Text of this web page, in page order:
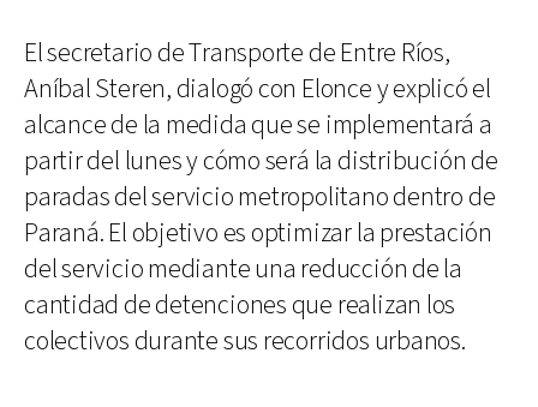
El secretario de Transporte de Entre Ríos,
Aníbal Steren, dialogó con Elonce y explicó el
alcance de la medida que se implementará a
partir del lunes y cómo será la distribución de
paradas del servicio metropolitano dentro de
Paraná. El objetivo es optimizar la prestación
del servicio mediante una reducción de la
cantidad de detenciones que realizan los
colectivos durante sus recorridos urbanos.